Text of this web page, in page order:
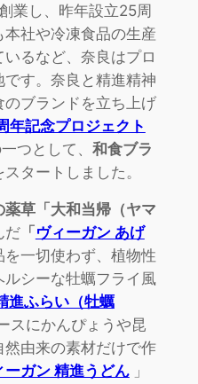
業し、昨年設立25周
社や冷凍食品の生産
るなど、奈良はプロ
です。奈良と精進精神
ブランドを立ち上げ
年記念プロジェクト
つとして、 和食ブラ
スタートしました。
薬草「大和当帰（ヤマ
だ「 ヴィーガン あげ
一切使わず、植物性
シーな牡蠣フライ風
進ふらい（牡蠣
スにかんぴょうや昆
由来の素材だけで作
ーガン 精進うどん 」